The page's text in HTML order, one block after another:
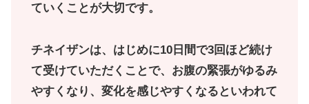
ていくことが大切です。
チネイザンは、はじめに10日間で3回ほど続け
て受けていただくことで、お腹の緊張がゆるみ
やすくなり、変化を感じやすくなるといわれて